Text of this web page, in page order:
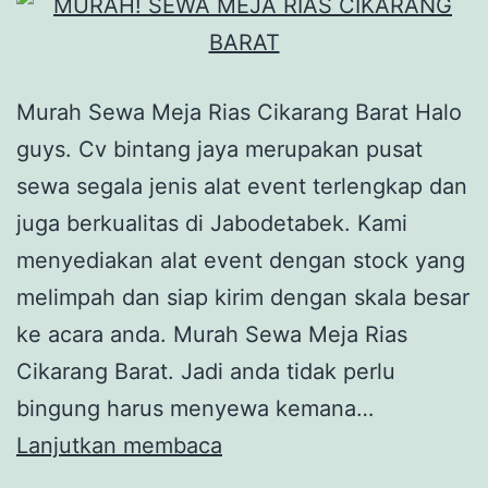
Murah Sewa Meja Rias Cikarang Barat Halo
guys. Cv bintang jaya merupakan pusat
sewa segala jenis alat event terlengkap dan
juga berkualitas di Jabodetabek. Kami
menyediakan alat event dengan stock yang
melimpah dan siap kirim dengan skala besar
ke acara anda. Murah Sewa Meja Rias
Cikarang Barat. Jadi anda tidak perlu
bingung harus menyewa kemana…
Lanjutkan membaca